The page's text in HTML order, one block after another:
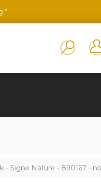
*
- Signe Nature - 890167 -